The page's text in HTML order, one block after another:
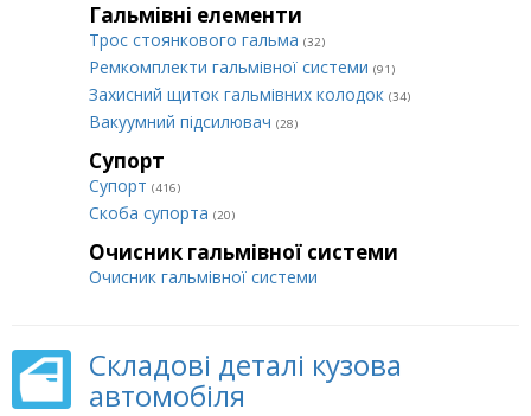
Гальмівні елементи
Трос стоянкового гальма (32)
Ремкомплекти гальмівної системи (91)
Захисний щиток гальмівних колодок (34)
Вакуумний підсилювач (28)
Супорт
Супорт (416)
Cкоба супорта (20)
Очисник гальмівної системи
Очисник гальмівної системи
Складові деталі кузова
автомобіля